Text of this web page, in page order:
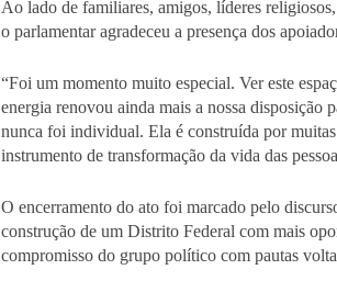
Ao lado de familiares, amigos, líderes
o parlamentar agradeceu a presença dos
“Foi um momento muito especial. Ver este
energia renovou ainda mais a nossa disposição
nunca foi individual. Ela é construída por
instrumento de transformação da vida das
O encerramento do ato foi marcado pelo
construção de um Distrito Federal com mais
compromisso do grupo político com pautas